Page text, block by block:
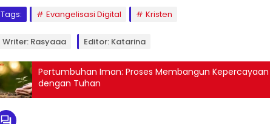
Tags: Evangelisasi Digital Kristen
Writer: Rasyaaa Editor: Katarina
Pertumbuhan Iman: Proses Membangun
dengan Tuhan